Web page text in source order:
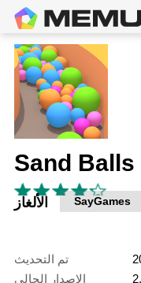
Sand Balls
الألغاز SayGames
تم التحديث
الإصدار الحالي